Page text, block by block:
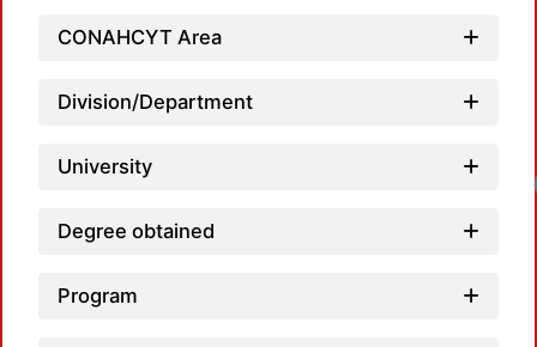
CONAHCYT Area
Division/Department
University
Degree obtained
Program